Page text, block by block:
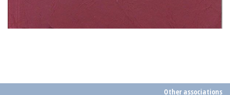
Other associations